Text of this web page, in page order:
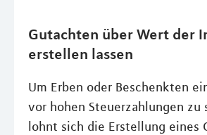
Gutachten über Wert der
erstellen lassen
Um Erben oder Beschenkten
vor hohen Steuerzahlungen zu
lohnt sich die Erstellung eines